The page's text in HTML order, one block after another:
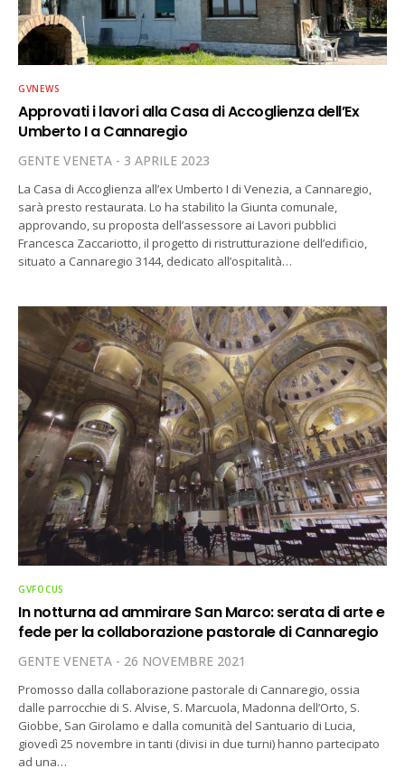
GVNEWS
Approvati i lavori alla Casa di Accoglienza dell’Ex
Umberto I a Cannaregio
GENTE VENETA 3 APRILE 2023
La Casa di Accoglienza all’ex Umberto I di Venezia, a Cannaregio,
sarà presto restaurata. Lo ha stabilito la Giunta comunale,
approvando, su proposta dell’assessore ai Lavori pubblici
Francesca Zaccariotto, il progetto di ristrutturazione dell’edificio,
situato a Cannaregio 3144, dedicato all’ospitalità…
GVFOCUS
In notturna ad ammirare San Marco: serata di arte e
fede per la collaborazione pastorale di Cannaregio
GENTE VENETA 26 NOVEMBRE 2021
Promosso dalla collaborazione pastorale di Cannaregio, ossia
dalle parrocchie di S. Alvise, S. Marcuola, Madonna dell’Orto, S.
Giobbe, San Girolamo e dalla comunità del Santuario di Lucia,
giovedì 25 novembre in tanti (divisi in due turni) hanno partecipato
ad una…